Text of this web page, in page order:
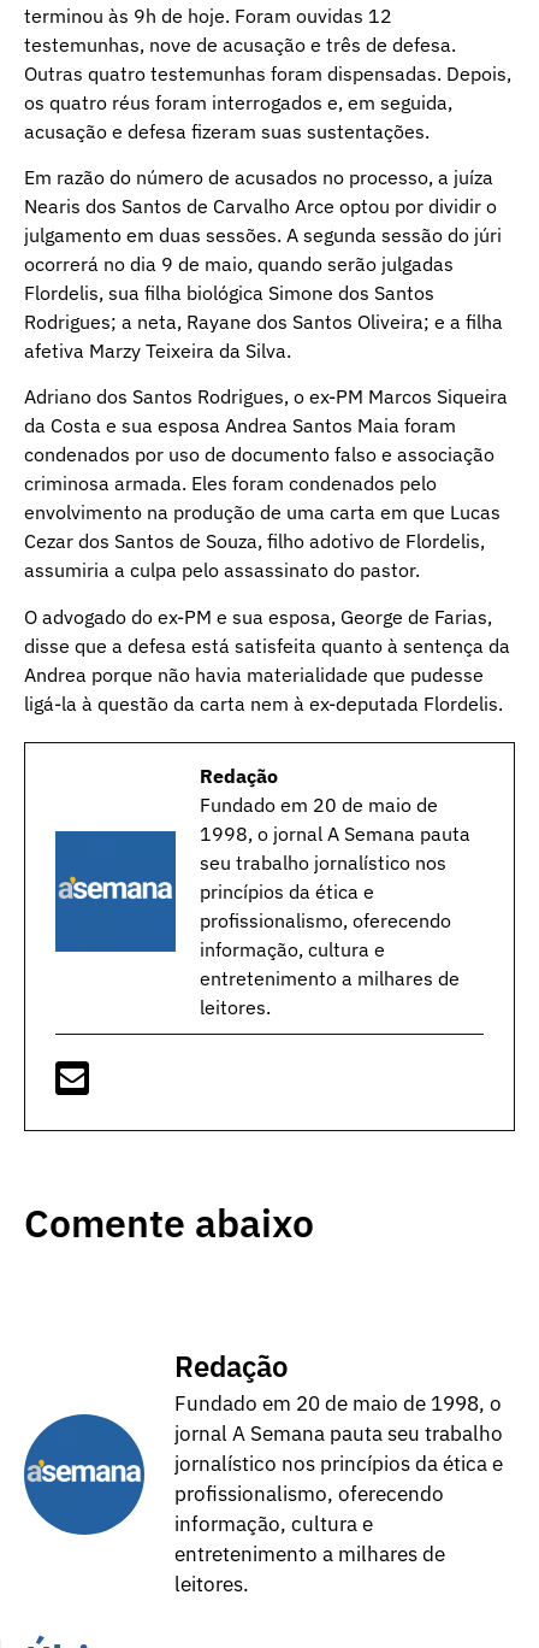
terminou às 9h de hoje. Foram ouvidas 12
testemunhas, nove de acusação e três de defesa.
Outras quatro testemunhas foram dispensadas. Depois,
os quatro réus foram interrogados e, em seguida,
acusação e defesa fizeram suas sustentações.
Em razão do número de acusados no processo, a juíza
Nearis dos Santos de Carvalho Arce optou por dividir o
julgamento em duas sessões. A segunda sessão do júri
ocorrerá no dia 9 de maio, quando serão julgadas
Flordelis, sua filha biológica Simone dos Santos
Rodrigues; a neta, Rayane dos Santos Oliveira; e a filha
afetiva Marzy Teixeira da Silva.
Adriano dos Santos Rodrigues, o ex-PM Marcos Siqueira
da Costa e sua esposa Andrea Santos Maia foram
condenados por uso de documento falso e associação
criminosa armada. Eles foram condenados pelo
envolvimento na produção de uma carta em que Lucas
Cezar dos Santos de Souza, filho adotivo de Flordelis,
assumiria a culpa pelo assassinato do pastor.
O advogado do ex-PM e sua esposa, George de Farias,
disse que a defesa está satisfeita quanto à sentença da
Andrea porque não havia materialidade que pudesse
ligá-la à questão da carta nem à ex-deputada Flordelis.
Redação
Fundado em 20 de maio de
1998, o jornal A Semana pauta
seu trabalho jornalístico nos
princípios da ética e
profissionalismo, oferecendo
informação, cultura e
entretenimento a milhares de
leitores.
Comente abaixo
Redação
Fundado em 20 de maio de 1998, o
jornal A Semana pauta seu trabalho
jornalístico nos princípios da ética e
profissionalismo, oferecendo
informação, cultura e
entretenimento a milhares de
leitores.